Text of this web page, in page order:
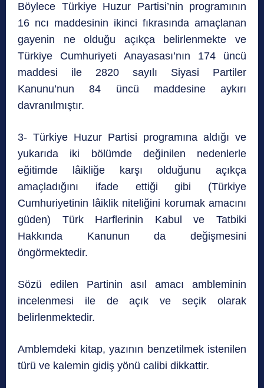
Böylece Türkiye Huzur Partisi’nin programının
16 ncı maddesinin ikinci fıkrasında amaçlanan
gayenin ne olduğu açıkça belirlenmekte ve
Türkiye Cumhuriyeti Anayasası’nın 174 üncü
maddesi ile 2820 sayılı Siyasi Partiler
Kanunu’nun 84 üncü maddesine aykırı
davranılmıştır.
3- Türkiye Huzur Partisi programına aldığı ve
yukarıda iki bölümde değinilen nedenlerle
eğitimde lâikliğe karşı olduğunu açıkça
amaçladığını ifade ettiği gibi (Türkiye
Cumhuriyetinin lâiklik niteliğini korumak amacını
güden) Türk Harflerinin Kabul ve Tatbiki
Hakkında Kanunun da değişmesini
öngörmektedir.
Sözü edilen Partinin asıl amacı ambleminin
incelenmesi ile de açık ve seçik olarak
belirlenmektedir.
Amblemdeki kitap, yazının benzetilmek istenilen
türü ve kalemin gidiş yönü calibi dikkattir.